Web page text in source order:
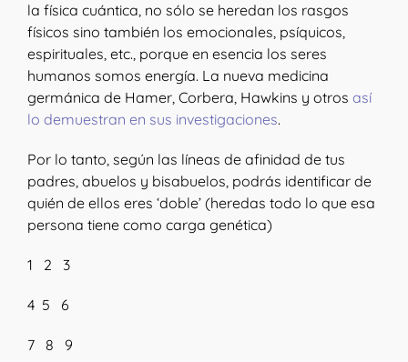
la física cuántica, no sólo se heredan los rasgos
físicos sino también los emocionales, psíquicos,
espirituales, etc., porque en esencia los seres
humanos somos energía. La nueva medicina
germánica de Hamer, Corbera, Hawkins y otros así
lo demuestran en sus investigaciones.
Por lo tanto, según las líneas de afinidad de tus
padres, abuelos y bisabuelos, podrás identificar de
quién de ellos eres ‘doble’ (heredas todo lo que esa
persona tiene como carga genética)
1 2 3
4 5 6
7 8 9